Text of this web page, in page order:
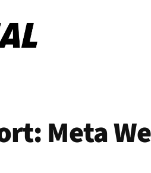
Meta